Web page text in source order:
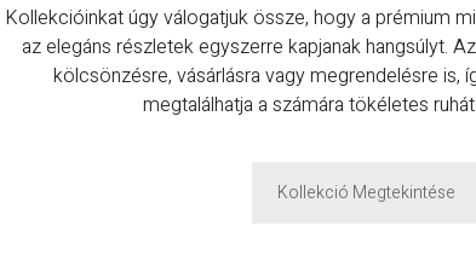
Kollekcióinkat úgy válogatjuk össze, hogy a prémium
az elegáns részletek egyszerre kapjanak hangsúlyt.
kölcsönzésre, vásárlásra vagy megrendelésre is,
megtalálhatja a számára tökéletes
Kollekció Megtekintése